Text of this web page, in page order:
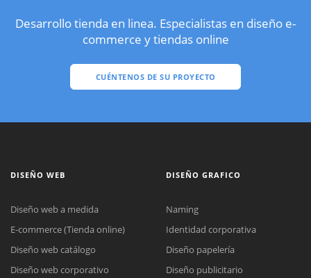
Desarrollo tienda en linea. Especialistas en diseño e-
commerce y tiendas online
CUÉNTENOS DE SU PROYECTO
DISEÑO WEB
Diseño web a medida
E-commerce (Tienda online)
Diseño web catálogo
Diseño web corporativo
DISEÑO GRAFICO
Naming
Identidad corporativa
Diseño papelería
Diseño publicitario